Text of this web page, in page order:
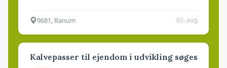
9681, Ranum 03. aug.
Kalvepasser til ejendom i udvikling søges